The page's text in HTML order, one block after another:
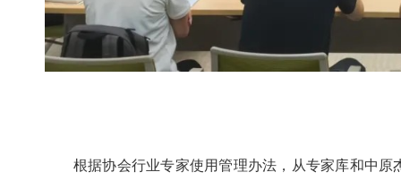
根据协会行业专家使用管理办法，从专家库和中